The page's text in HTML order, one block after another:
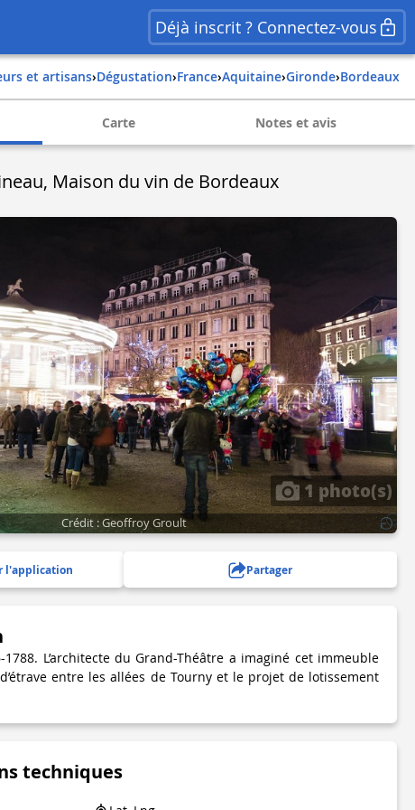
Déjà inscrit ? Connectez-vous
et artisans› Dégustation› france› aquitaine› gironde› bordeaux
Carte Notes et avis
Maison du vin de Bordeaux
1 photo(s)
Crédit : Geoffroy Groult
l'application Partager
1788. L’architecte du Grand-Théâtre a imaginé cet immeuble
entre les allées de Tourny et le projet de lotissement
techniques